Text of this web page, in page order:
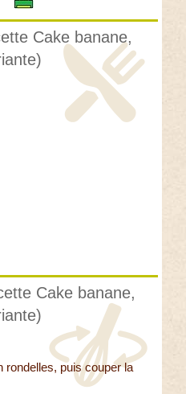
Cake banane,
Cake banane,
rondelles, puis couper la